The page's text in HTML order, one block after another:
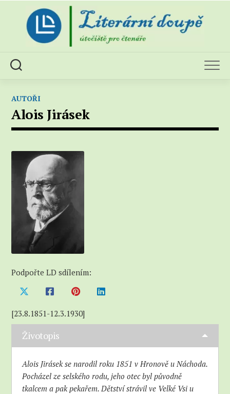
content
AUTOŘI
Alois Jirásek
Podpořte LD sdílením:
[23.8.1851-12.3.1930]
Životopis
Alois Jirásek se narodil roku 1851 v Hronově u Náchoda.
Pocházel ze selského rodu, jeho otec byl původně
tkalcem a pak pekařem. Dětství strávil ve Velké Vsi u